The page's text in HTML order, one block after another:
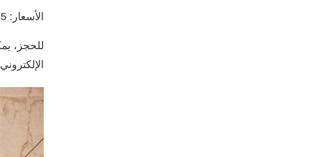
الأسعار: 155 درهم للكبار و75 درهم للأطفال من 6 إلى 12 عام.
الإلكتروني